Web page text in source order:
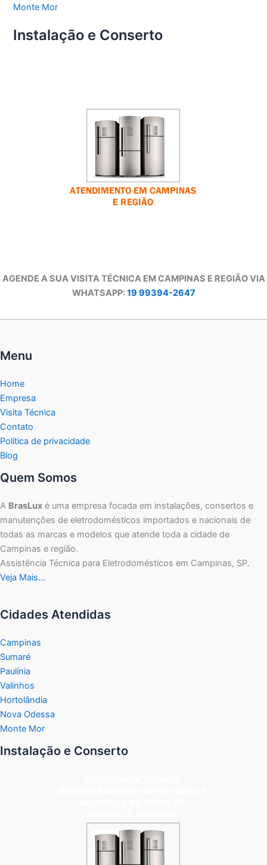
Monte Mor
Instalação e Conserto
AGENDE A SUA VISITA TÉCNICA EM CAMPINAS E REGIÃO VIA
WHATSAPP:19 99394-2647
Menu
Home
Empresa
Visita Técnica
Contato
Política de privacidade
Blog
Quem Somos
A BrasLux é uma empresa focada em instalações, consertos e
manutenções de eletrodomésticos importados e nacionais de
todas as marcas e modelos que atende toda a cidade de
Campinas e região.
Assistência Técnica para Eletrodomésticos em Campinas, SP.
Veja Mais…
Cidades Atendidas
Campinas
Sumaré
Paulínia
Valinhos
Hortolândia
Nova Odessa
Monte Mor
Instalação e Conserto